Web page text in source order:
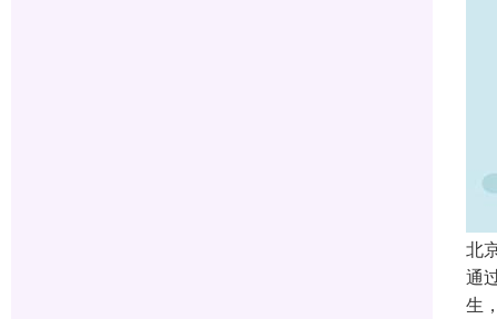
北
通
生